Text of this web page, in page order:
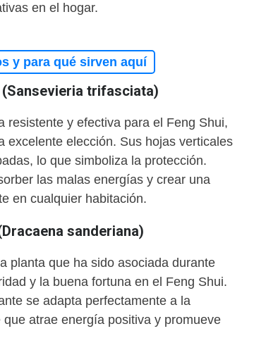
en el hogar.
y para qué sirven aquí
(Sansevieria trifasciata)
resistente y efectiva para el Feng Shui,
excelente elección. Sus hojas verticales
lo que simboliza la protección.
las malas energías y crear una
en cualquier habitación.
sanderiana)
planta que ha sido asociada durante
y la buena fortuna en el Feng Shui.
se adapta perfectamente a la
atrae energía positiva y promueve